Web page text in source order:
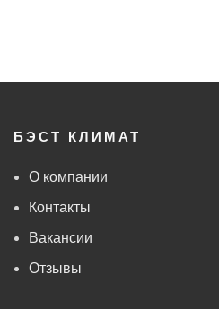
БЭСТ КЛИМАТ
О компании
Контакты
Вакансии
Отзывы